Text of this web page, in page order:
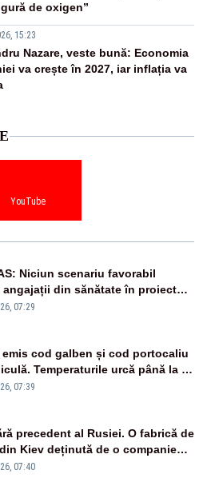
de oxigen”
15:23
Nazare, veste bună: Economia
va crește în 2027, iar inflația va
YouTube
Niciun scenariu favorabil
angajații din sănătate în proiectul
07:29
emis cod galben și cod portocaliu
Temperaturile urcă până la 38
iar nopțile devin tropicale
07:39
precedent al Rusiei. O fabrică de
Kiev deținută de o companie
distrusă de o rachetă
07:40